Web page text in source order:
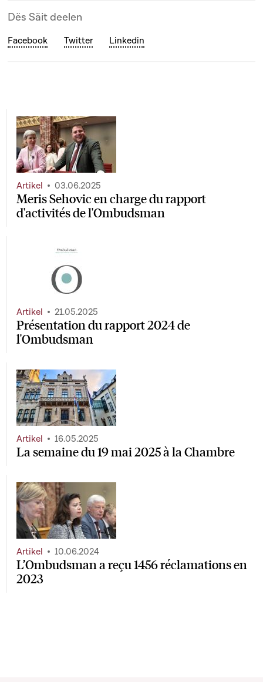
Dës Säit deelen
Facebook Twitter Linkedin
Meris Sehovic en charge du rapport
d'activités de l'Ombudsman
Artikel 03.06.2025
Présentation du rapport 2024 de
l'Ombudsman
Artikel 21.05.2025
La semaine du 19 mai 2025 à la Chambre
Artikel 16.05.2025
L’Ombudsman a reçu 1456 réclamations en
2023
Artikel 10.06.2024